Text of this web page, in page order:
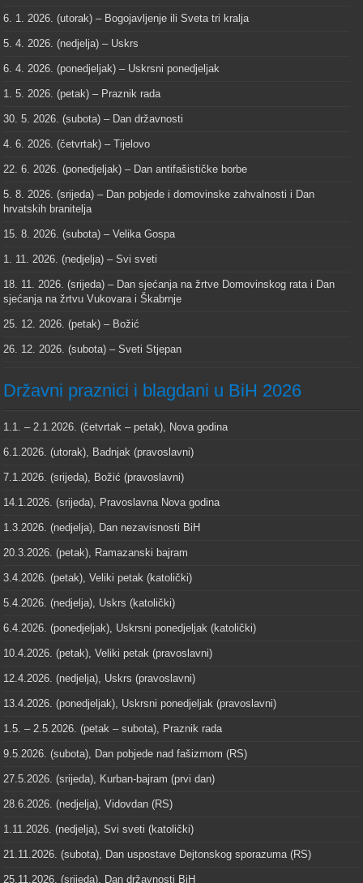
6. 1. 2026. (utorak) – Bogojavljenje ili Sveta tri kralja
5. 4. 2026. (nedjelja) – Uskrs
6. 4. 2026. (ponedjeljak) – Uskrsni ponedjeljak
1. 5. 2026. (petak) – Praznik rada
30. 5. 2026. (subota) – Dan državnosti
4. 6. 2026. (četvrtak) – Tijelovo
22. 6. 2026. (ponedjeljak) – Dan antifašističke borbe
5. 8. 2026. (srijeda) – Dan pobjede i domovinske zahvalnosti i Dan
hrvatskih branitelja
15. 8. 2026. (subota) – Velika Gospa
1. 11. 2026. (nedjelja) – Svi sveti
18. 11. 2026. (srijeda) – Dan sjećanja na žrtve Domovinskog rata i Dan
sjećanja na žrtvu Vukovara i Škabrnje
25. 12. 2026. (petak) – Božić
26. 12. 2026. (subota) – Sveti Stjepan
Državni praznici i blagdani u BiH 2026
1.1. – 2.1.2026. (četvrtak – petak), Nova godina
6.1.2026. (utorak), Badnjak (pravoslavni)
7.1.2026. (srijeda), Božić (pravoslavni)
14.1.2026. (srijeda), Pravoslavna Nova godina
1.3.2026. (nedjelja), Dan nezavisnosti BiH
20.3.2026. (petak), Ramazanski bajram
3.4.2026. (petak), Veliki petak (katolički)
5.4.2026. (nedjelja), Uskrs (katolički)
6.4.2026. (ponedjeljak), Uskrsni ponedjeljak (katolički)
10.4.2026. (petak), Veliki petak (pravoslavni)
12.4.2026. (nedjelja), Uskrs (pravoslavni)
13.4.2026. (ponedjeljak), Uskrsni ponedjeljak (pravoslavni)
1.5. – 2.5.2026. (petak – subota), Praznik rada
9.5.2026. (subota), Dan pobjede nad fašizmom (RS)
27.5.2026. (srijeda), Kurban-bajram (prvi dan)
28.6.2026. (nedjelja), Vidovdan (RS)
1.11.2026. (nedjelja), Svi sveti (katolički)
21.11.2026. (subota), Dan uspostave Dejtonskog sporazuma (RS)
25.11.2026. (srijeda), Dan državnosti BiH